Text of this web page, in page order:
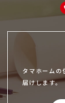
タマホームの
届けします。